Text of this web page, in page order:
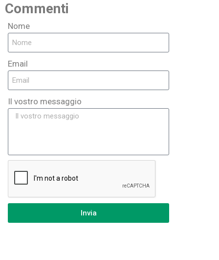
Commenti
Nome
Email
Il vostro messaggio
Invia